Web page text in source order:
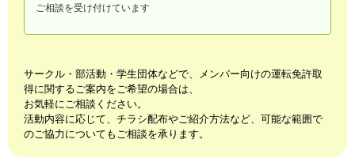
ご相談を受け付けています
サークル・部活動・学生団体などで、メンバー向けの運転免許取
得に関するご案内をご希望の場合は、
お気軽にご相談ください。
活動内容に応じて、チラシ配布やご紹介方法など、可能な範囲で
のご協力についてもご相談を承ります。